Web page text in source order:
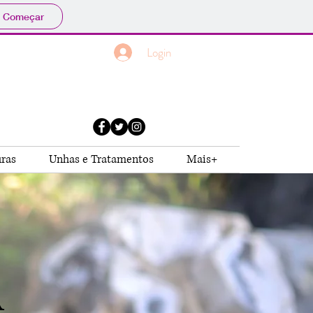
Começar
Login
Unhas e Tratamentos Mais+